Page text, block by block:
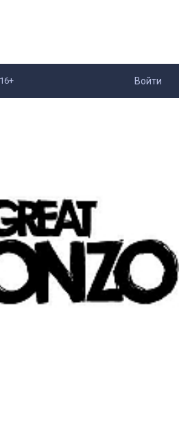
Войти
16+